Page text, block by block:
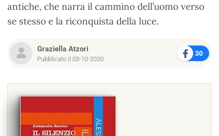
antiche, che narra il cammino dell’uomo verso
se stesso e la riconquista della luce.
Graziella Atzori
Pubblicato il 03-10-2020
30